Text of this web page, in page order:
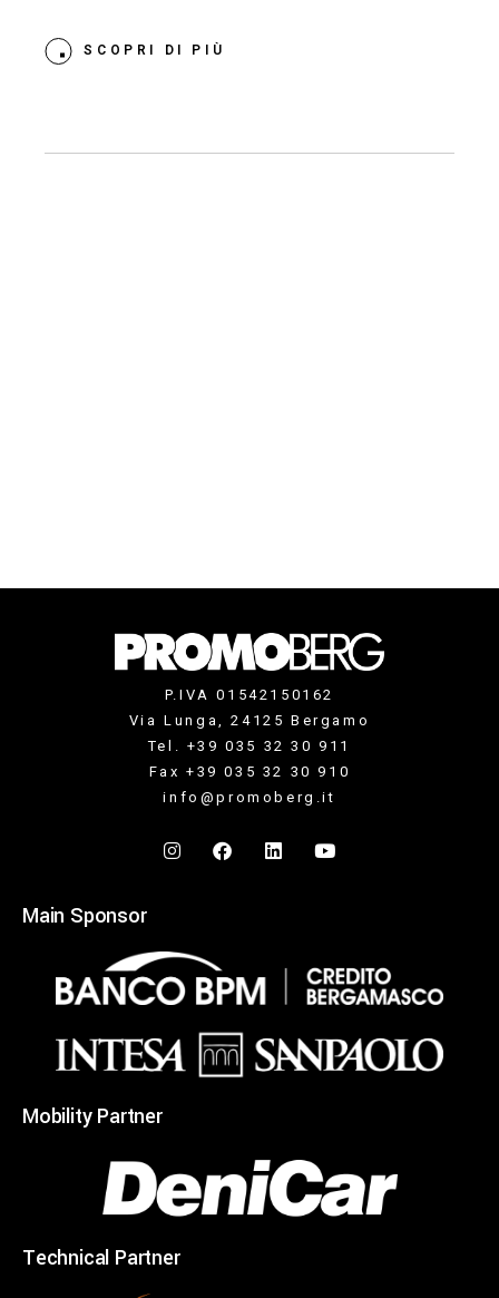
SCOPRI DI PIÙ
P.IVA 01542150162
Via Lunga, 24125 Bergamo
Tel. +39 035 32 30 911
Fax +39 035 32 30 910
info@promoberg.it
Main Sponsor
Mobility Partner
Technical Partner